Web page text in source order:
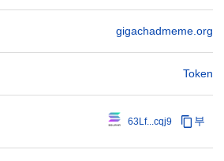
gigachadmeme.org
Token
63Lf...cqj9 부
레이어 2(L2) 아키텍처를 통해 차별화되며,
인 솔루션에 비해 거래 처리량을 향상시키고
위임된 지분 증명을 결합한 독특한 합의 메
래 검증의 보안성과 효율성을 보장합니다. 생
하는 크로스 체인 기능을 갖추고 있습니다.